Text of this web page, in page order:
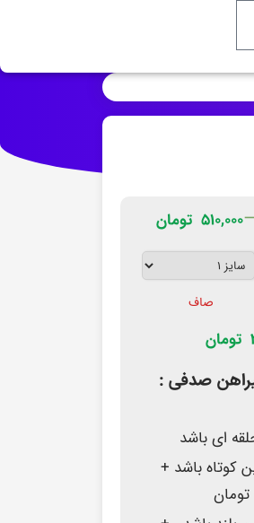
–۵۱۰,۰۰۰ تومان
صاف
تومان
صدفی :
ای باشد
کوتاه باشد +